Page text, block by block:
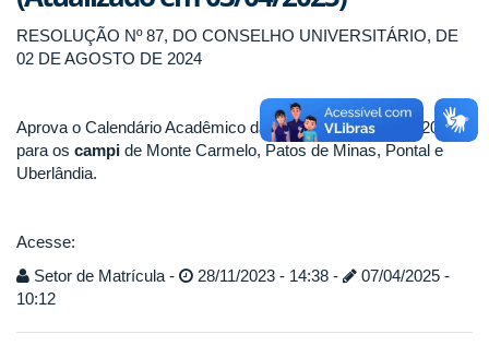
RESOLUÇÃO Nº 87, DO CONSELHO UNIVERSITÁRIO, DE
02 DE AGOSTO DE 2024
Aprova o Calendário Acadêmico da Graduação 2024/1 e 2024/2
para os campi de Monte Carmelo, Patos de Minas, Pontal e
Uberlândia.
Acesse:
Setor de Matrícula -
28/11/2023 - 14:38 -
07/04/2025 -
10:12